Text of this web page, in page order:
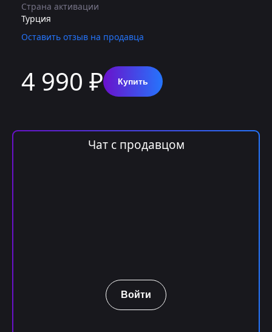
Страна активации
Турция
Оставить отзыв на продавца
4 990 ₽ Купить
Чат с продавцом
Войти